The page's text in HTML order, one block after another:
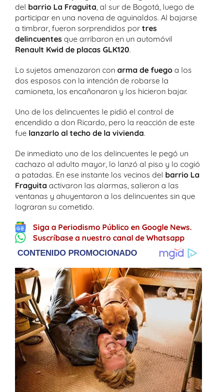
del barrio La Fraguita , al sur de Bogotá, luego de
participar en una novena de aguinaldos. Al bajarse
a timbrar, fueron sorprendidos por tres
delincuentes que arribaron en un automóvil
Renault Kwid de placas GLK120.
Lo sujetos amenazaron con arma de fuego a los
dos esposos con la intención de robarse la
camioneta, los encañonaron y los hicieron bajar.
Uno de los delincuentes le pidió el control de
encendido a don Ricardo, pero la reacción de este
fue lanzarlo al techo de la vivienda.
De inmediato uno de los delincuentes le pegó un
cachazo al adulto mayor, lo lanzó al piso y lo cogió
a patadas. En ese instante los vecinos del barrio La
Fraguita activaron las alarmas, salieron a las
ventanas y ahuyentaron a los delincuentes sin que
lograran su cometido.
Siga a Periodismo Público en Google News.
Suscríbase a nuestro canal de Whatsapp